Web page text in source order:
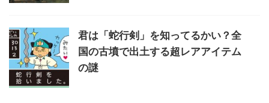
君は「蛇行剣」を知ってるかい？全
国の古墳で出土する超レアアイテム
の謎